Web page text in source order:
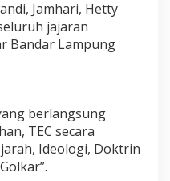
Jamhari, Hetty
jajaran
Bandar Lampung
berlangsung
TEC secara
Ideologi, Doktrin